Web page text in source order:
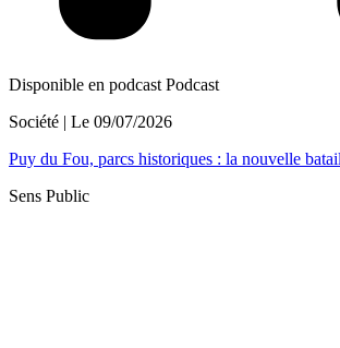
Disponible en podcast Podcast
Société | Le 09/07/2026
Puy du Fou, parcs historiques : la nouvelle
Sens Public